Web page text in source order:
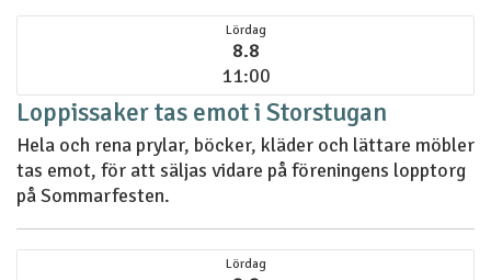
Lördag
8.8
11:00
Loppissaker tas emot i Storstugan
Hela och rena prylar, böcker, kläder och lättare möbler
tas emot, för att säljas vidare på föreningens lopptorg
på Sommarfesten.
Lördag